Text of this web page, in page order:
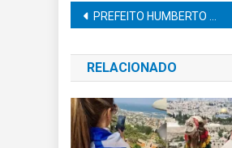
Navegação
de
Post
PREFEITO HUMBERTO MALDONADO DE LUCIANÓPOLIS CONSEGUE R$ 1,8 MILHÃO EM RECURSOS PARA A CIDADE
RELACIONADO